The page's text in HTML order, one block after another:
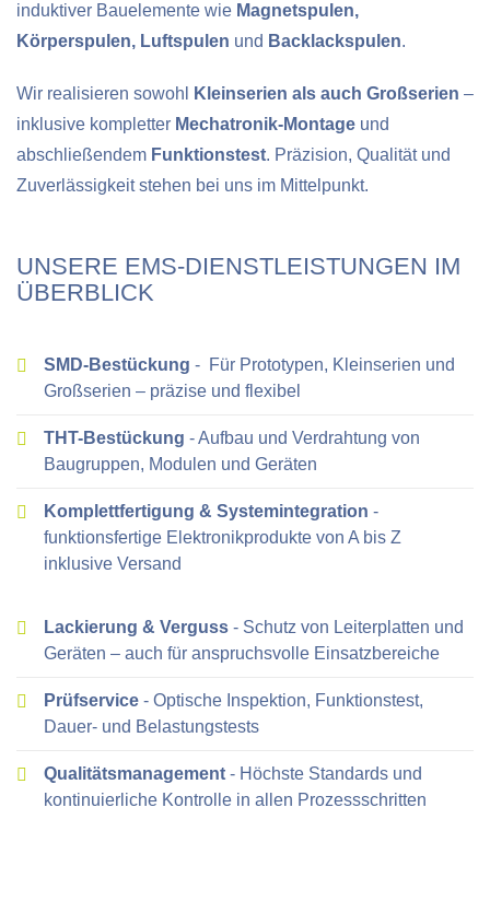
induktiver Bauelemente wie Magnetspulen,
Körperspulen, Luftspulen und Backlackspulen.
Wir realisieren sowohl Kleinserien als auch Großserien –
inklusive kompletter Mechatronik-Montage und
abschließendem Funktionstest. Präzision, Qualität und
Zuverlässigkeit stehen bei uns im Mittelpunkt.
UNSERE EMS-DIENSTLEISTUNGEN IM
ÜBERBLICK
SMD-Bestückung - Für Prototypen, Kleinserien und
Großserien – präzise und flexibel
THT-Bestückung - Aufbau und Verdrahtung von
Baugruppen, Modulen und Geräten
Komplettfertigung & Systemintegration -
funktionsfertige Elektronikprodukte von A bis Z
inklusive Versand
Lackierung & Verguss - Schutz von Leiterplatten und
Geräten – auch für anspruchsvolle Einsatzbereiche
Prüfservice - Optische Inspektion, Funktionstest,
Dauer- und Belastungstests
Qualitätsmanagement - Höchste Standards und
kontinuierliche Kontrolle in allen Prozessschritten